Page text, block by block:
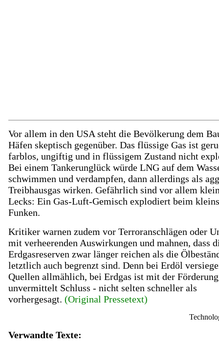
Vor allem in den USA steht die Bevölkerung dem
Häfen skeptisch gegenüber. Das flüssige Gas ist
farblos, ungiftig und in flüssigem Zustand nicht
Bei einem Tankerunglück würde LNG auf dem
schwimmen und verdampfen, dann allerdings als
Treibhausgas wirken. Gefährlich sind vor allem
Lecks: Ein Gas-Luft-Gemisch explodiert beim
Funken.
Kritiker warnen zudem vor Terroranschlägen oder
mit verheerenden Auswirkungen und mahnen, dass
Erdgasreserven zwar länger reichen als die
letztlich auch begrenzt sind. Denn bei Erdöl
Quellen allmählich, bei Erdgas ist mit der Förderung
unvermittelt Schluss - nicht selten schneller als
vorhergesagt. (Original Pressetext)
Verwandte Texte: